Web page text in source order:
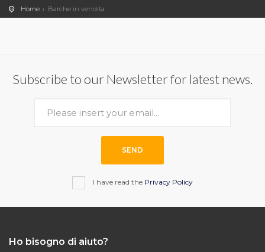
Home Barche in vendita
Subscribe to our Newsletter for latest news.
SEND
I have read the Privacy Policy
Ho bisogno di aiuto?